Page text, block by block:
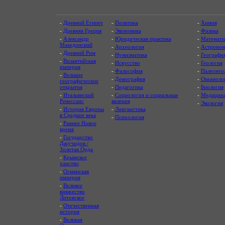
- Древний Египет
- Древняя Греция
- Александр
Македонский
- Древний Рим
- Византийская
империя
- Великие
географические
открытия
- Итальянский
Ренессанс
- История Европы
в Средние века
- Раннее Новое
время
- Государство
Джучидов /
Золотая Орда
- Крымское
ханство
- Османская
империя
- Великое
княжество
Литовское
- Отечественная
история
- Великая
- Политика
- Экономика
- Юридическая практика
- Археология
- Нумизматика
- Искусство
- Философия
- Демография
- Педагогика
- Социология и социальные
явления
- Лингвистика
- Психология
- Химия
- Физика
-
-
-
- Геология
-
-
- Биология
- Медицина
- Экология